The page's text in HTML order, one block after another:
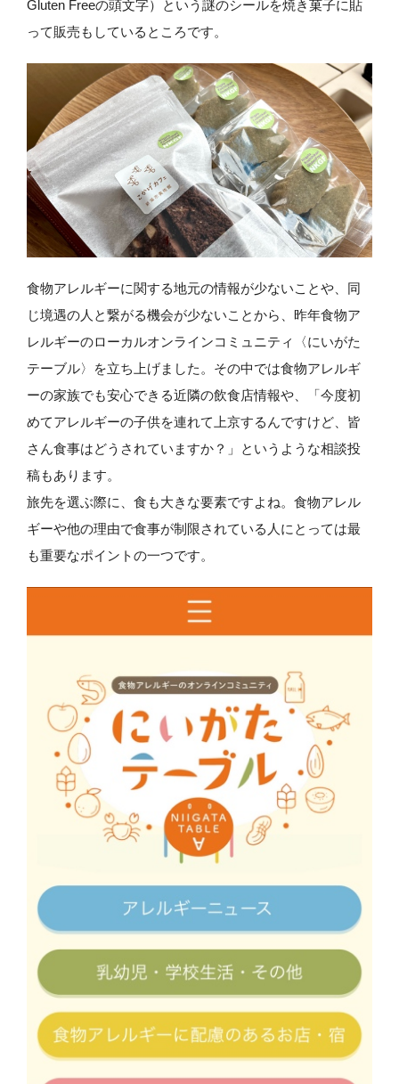
Gluten Freeの頭文字）という謎のシールを焼き菓子に貼
って販売もしているところです。
食物アレルギーに関する地元の情報が少ないことや、同
じ境遇の人と繋がる機会が少ないことから、昨年食物ア
レルギーのローカルオンラインコミュニティ〈にいがた
テーブル〉を立ち上げました。その中では食物アレルギ
ーの家族でも安心できる近隣の飲食店情報や、「今度初
めてアレルギーの子供を連れて上京するんですけど、皆
さん食事はどうされていますか？」というような相談投
稿もあります。
旅先を選ぶ際に、食も大きな要素ですよね。食物アレル
ギーや他の理由で食事が制限されている人にとっては最
も重要なポイントの一つです。